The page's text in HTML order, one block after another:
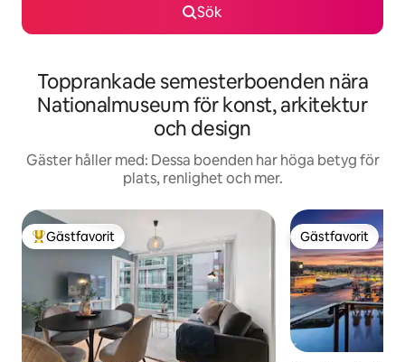
Sök
Topprankade semesterboenden nära
Nationalmuseum för konst, arkitektur
och design
Gäster håller med: Dessa boenden har höga betyg för
plats, renlighet och mer.
Populär gästfavorit
Gästfavorit Gästfavorit
Gästfavorit